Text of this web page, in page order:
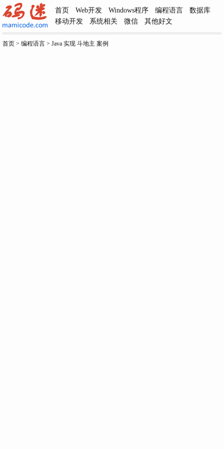
首页 Web开发 Windows程序 编程语言
数据库
移动开发
系统相关 微信 其他好文
首页 > 编程语言 > Java 实现 斗地主 案例